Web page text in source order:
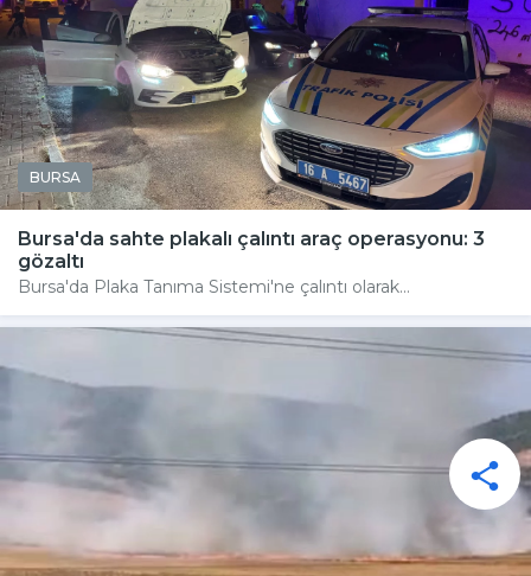
BURSA
Bursa'da sahte plakalı çalıntı araç operasyonu: 3
gözaltı
Bursa'da Plaka Tanıma Sistemi'ne çalıntı olarak...